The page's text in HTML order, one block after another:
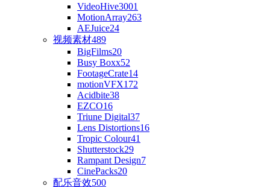
VideoHive3001
MotionArray263
AEJuice24
视频素材489
BigFilms20
Busy Boxx52
FootageCrate14
motionVFX172
Acidbite38
EZCO16
Triune Digital37
Lens Distortions16
Tropic Colour41
Shutterstock29
Rampant Design7
CinePacks20
配乐音效500